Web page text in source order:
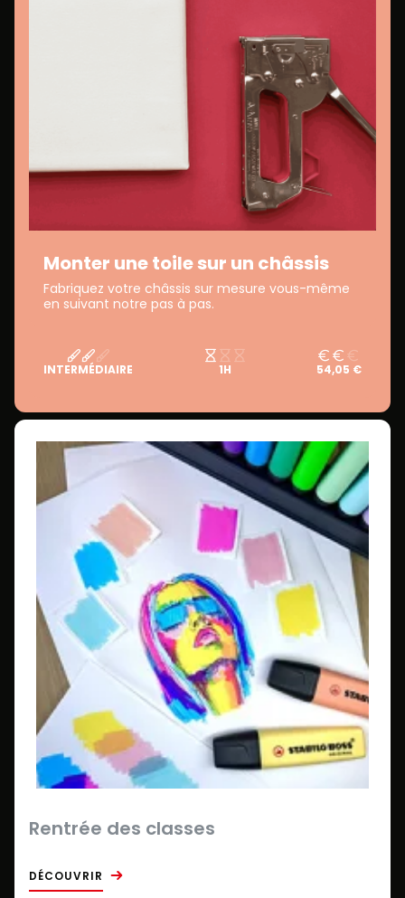
Monter une toile sur un châssis
Fabriquez votre châssis sur mesure vous-même
en suivant notre pas à pas.
INTERMÉDIAIRE 1H 54,05 €
Rentrée des classes
DÉCOUVRIR